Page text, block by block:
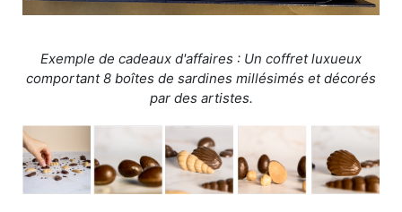
Exemple de cadeaux d'affaires : Un coffret luxueux
comportant 8 boîtes de sardines millésimés et décorés
par des artistes.